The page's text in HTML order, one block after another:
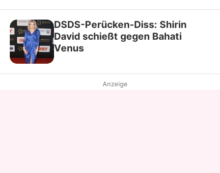
DSDS-Perücken-Diss: Shirin
David schießt gegen Bahati
Venus
Anzeige